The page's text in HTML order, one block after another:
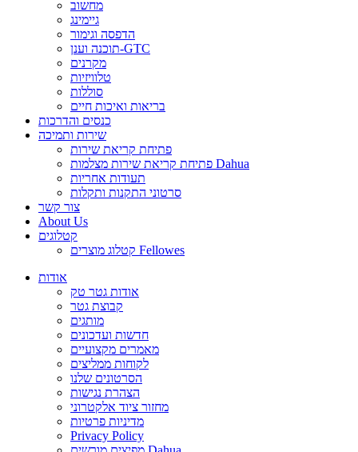
מחשוב
גיימינג
הדפסה וגימור
תוכנה וענן-GTC
מקרנים
טלוויזיות
סוללות
בריאות ואיכות חיים
כנסים והדרכות
שירות ותמיכה
פתיחת קריאת שירות
פתיחת קריאת שירות מצלמות Dahua
תעודות אחריות
סרטוני התקנות ותקלות
צור קשר
About Us
קטלוגים
קטלוג מוצרים Fellowes
אודות
אודות גטר טק
קבוצת גטר
מותגים
חדשות ועדכונים
מאמרים מקצועיים
לקוחות ממליצים
הסרטונים שלנו
הצהרת נגישות
מחזור ציוד אלקטרוני
מדיניות פרטיות
Privacy Policy